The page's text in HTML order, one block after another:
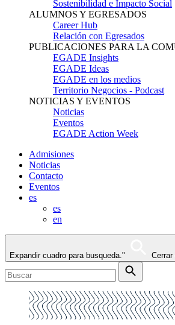
Sostenibilidad e Impacto Social
ALUMNOS Y EGRESADOS
Career Hub
Relación con Egresados
PUBLICACIONES PARA LA
EGADE Insights
EGADE Ideas
EGADE en los medios
Territorio Negocios - Podcast
NOTICIAS Y EVENTOS
Noticias
Eventos
EGADE Action Week
Admisiones
Noticias
Contacto
Eventos
es
es
en
Expandir cuadro para busqueda."